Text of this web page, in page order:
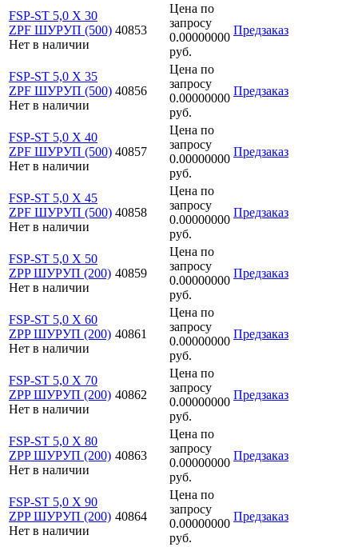
FSP-ST 5,0 X 30
ZPF ШУРУП (500)
Нет в наличии
40853
Цена по
запросу
0.00000000
руб.
Предзаказ
FSP-ST 5,0 X 35
ZPF ШУРУП (500)
Нет в наличии
40856
Цена по
запросу
0.00000000
руб.
Предзаказ
FSP-ST 5,0 X 40
ZPF ШУРУП (500)
Нет в наличии
40857
Цена по
запросу
0.00000000
руб.
Предзаказ
FSP-ST 5,0 X 45
ZPF ШУРУП (500)
Нет в наличии
40858
Цена по
запросу
0.00000000
руб.
Предзаказ
FSP-ST 5,0 X 50
ZPP ШУРУП (200)
Нет в наличии
40859
Цена по
запросу
0.00000000
руб.
Предзаказ
FSP-ST 5,0 X 60
ZPP ШУРУП (200)
Нет в наличии
40861
Цена по
запросу
0.00000000
руб.
Предзаказ
FSP-ST 5,0 X 70
ZPP ШУРУП (200)
Нет в наличии
40862
Цена по
запросу
0.00000000
руб.
Предзаказ
FSP-ST 5,0 X 80
ZPP ШУРУП (200)
Нет в наличии
40863
Цена по
запросу
0.00000000
руб.
Предзаказ
FSP-ST 5,0 X 90
ZPP ШУРУП (200)
Нет в наличии
40864
Цена по
запросу
0.00000000
руб.
Предзаказ